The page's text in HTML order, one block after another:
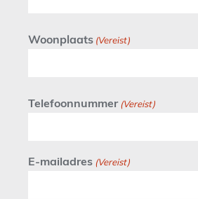
Woonplaats (Vereist)
Telefoonnummer (Vereist)
E-mailadres (Vereist)